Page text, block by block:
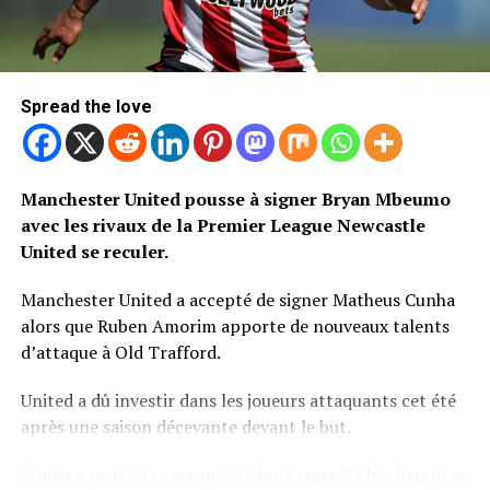
Spread the love
Manchester United pousse à signer Bryan Mbeumo
avec les rivaux de la Premier League Newcastle
United se reculer.
Manchester United a accepté de signer Matheus Cunha
alors que Ruben Amorim apporte de nouveaux talents
d’attaque à Old Trafford.
United a dû investir dans les joueurs attaquants cet été
après une saison décevante devant le but.